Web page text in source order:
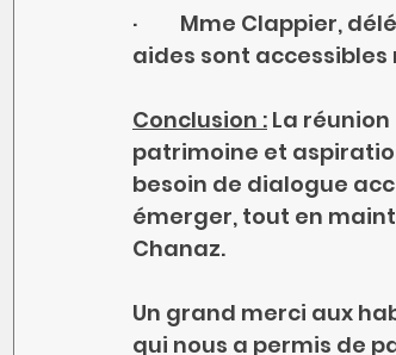
·         Mme
aides sont accessibles
Conclusion : La
patrimoine et
besoin de dialogue
émerger, tout en
Chanaz.
Un grand merci aux
qui nous a permis de